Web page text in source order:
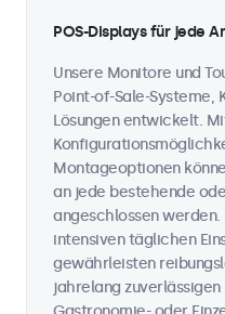
POS-Displays für jede
Unsere Monitore und
Point-of-Sale-Systeme,
Lösungen entwickelt.
Montageoptionen
an jede bestehende
angeschlossen werden.
intensiven täglichen
gewährleisten
jahrelang